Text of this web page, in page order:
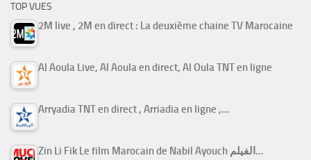
TOP VUES
2M live , 2M en direct : La deuxième chaine TV Marocaine
Al Aoula Live, Al Aoula en direct, Al Oula TNT en ligne
Arryadia TNT en direct , Arriadia en ligne ,…
Zin Li Fik Le film Marocain de Nabil Ayouch الفيلم…